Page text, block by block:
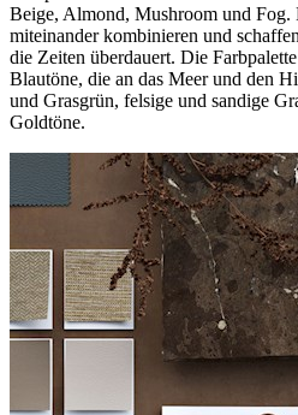
Beige, Almond, Mushroom und Fog.
miteinander kombinieren und
die Zeiten überdauert. Die
Blautöne, die an das Meer und den
und Grasgrün, felsige und sandige
Goldtöne.